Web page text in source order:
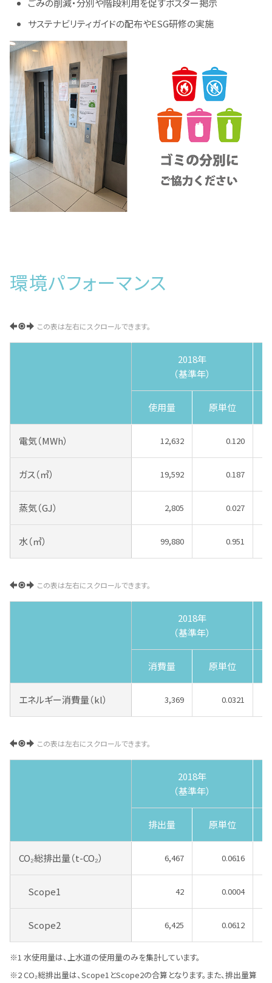
サステナビリティガイドの配布やESG研修の実施
環境パフォーマンス
この表は左右にスクロールできます。
2018年
（基準年）
使用量 原単位
電気（MWh） 12,632 0.120
ガス（㎥） 19,592 0.187
蒸気（GJ） 2,805 0.027
水（㎥） 99,880 0.951
この表は左右にスクロールできます。
2018年
（基準年）
消費量 原単位
エネルギー消費量（kl） 3,369 0.0321
この表は左右にスクロールできます。
2018年
（基準年）
排出量 原単位
CO₂総排出量（t-CO₂） 6,467 0.0616
Scope1 42 0.0004
Scope2 6,425 0.0612
水使用量は、上水道の使用量のみを集計しています。
CO₂総排出量は、Scope1とScope2の合算となります。また、排出量算